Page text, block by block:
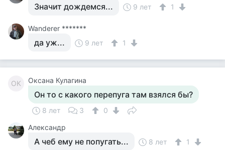
Значит дождемся... 9 лет 1
Wanderer *******
да уж... 9 лет 1
ОК Оксана Кулагина
Он то с какого перепуга там взялся бы?
8 лет 3
0
Александр
А чеб ему не попугать... 8 лет 1